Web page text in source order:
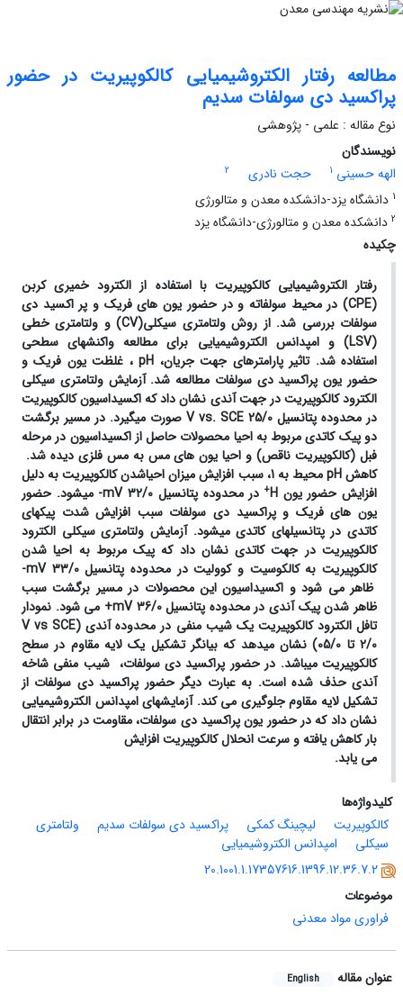
مطالعه رفتار الکتروشیمیایی کالکوپیریت در حضور
پراکسید دی سولفات سدیم
نوع مقاله : علمی - پژوهشی
نویسندگان
الهه حسینی 1 حجت نادری
2
1 دانشگاه یزد-دانشکده معدن و متالورژی
2 دانشکده معدن و متالورژی-دانشگاه یزد
چکیده
رفتار الکتروشیمیایی کالکوپیریت با استفاده از الکترود خمیری کربن
(
CPE) در محیط­ سولفاته و در حضور یون های فریک و پر اکسید دی
سولفات بررسی شد. از روش ولتامتری سیکلی(CV) و ولتامتری خطی
(
LSV) و امپدانس الکتروشیمیایی برای مطالعه واکنش­های سطحی
استفاده شد. تاثیر پارامترهای جهت جریان، pH، غلظت یون فریک و
حضور یون پراکسید دی سولفات مطالعه شد. آزمایش ولتامتری سیکلی
الکترود کالکوپیریت در جهت آندی نشان داد که اکسیداسیون کالکوپیریت
در محدوده پتانسیل
V vs. SCE 25/0 صورت می­گیرد. در مسیر برگشت
دو پیک کاتدی مربوط به احیا محصولات حاصل از اکسیداسیون در مرحله
فبل (کالکوپیریت ناقص) و احیا یون های مس به مس فلزی دیده شد.
کاهشpH
محیط به 1، سبب افزایش میزان احیاشدن کالکوپیریت به دلیل
افزایش حضور یون­H
+ در محدوده پتانسیل mV32/0- می­شود. حضور
یون های فریک و پراکسید دی سولفات سبب افزایش شدت پیک­های
کاتدی در پتانسیل­های کاتدی می­شود. آزمایش ولتامتری سیکلی الکترود
کالکوپیریت در جهت کاتدی نشان داد که پیک مربوط به احیا شدن
کالکوپیریت به کالکوسیت و کوولیت در محدوده پتانسیل
mV
33/0-
ظاهر می شود و اکسیداسیون این محصولات در مسیر برگشت سبب
ظاهر شدن پیک آندی در محدوده پتانسیل
mV36/0+ می شود. نمودار
تافل الکترود کالکوپیریت یک شیب منفی در محدوده آندی (V vs SCE
2/0 تا 05/0) نشان می­دهد که بیانگر تشکیل یک لایه مقاوم در سطح
کالکوپیریت می­باشد. در حضور پراکسید دی سولفات، شیب منفی شاخه
آندی حذف شده است. به عبارت دیگر حضور پراکسید دی سولفات از
تشکیل لایه مقاوم جلوگیری می کند. آزمایش­های امپدانس الکتروشیمیایی
نشان داد که در حضور یون پراکسید دی سولفات، مقاومت در برابر انتقال
بار کاهش یافته و سرعت انحلال کالکوپیریت افزایش
می یابد.
کلیدواژه‌ها
کالکوپیریت
لیچینگ کمکی پراکسید دی سولفات سدیم
ولتامتری
سیکلی
امپدانس الکتروشیمیایی
20.1001.1.17357616.1396.12.36.7.2
موضوعات
فراوری مواد معدنی
عنوان مقاله English